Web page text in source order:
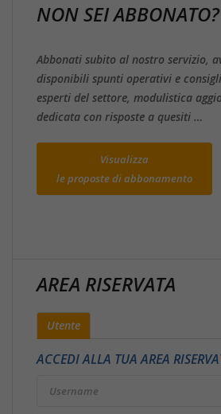
NON SEI ABBONATO?
Abbonati subito al nostro servizio,
disponibili spunti operativi e
esperti del settore, modulistica
dedicata con risposte a quesiti …
Visualizza
le proposte di abbonamento
AREA RISERVATA
Utente
ACCEDI ALLA TUA AREA